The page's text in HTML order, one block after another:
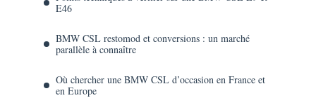
E46
BMW CSL restomod et conversions : un marché
parallèle à connaître
Où chercher une BMW CSL d’occasion en France et
en Europe